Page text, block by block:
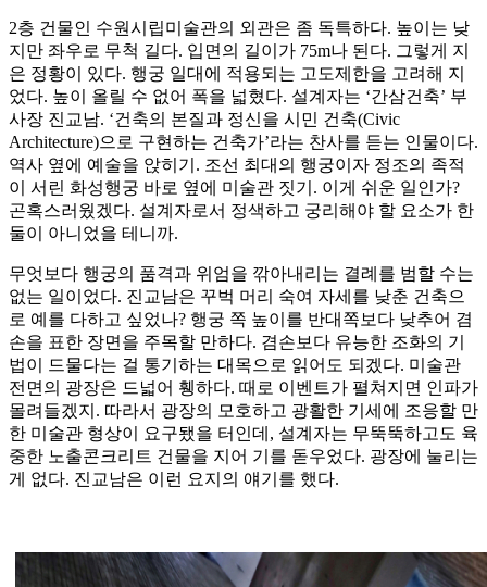
2층 건물인 수원시립미술관의 외관은 좀 독특하다. 높이는 낮
지만 좌우로 무척 길다. 입면의 길이가 75m나 된다. 그렇게 지
은 정황이 있다. 행궁 일대에 적용되는 고도제한을 고려해 지
었다. 높이 올릴 수 없어 폭을 넓혔다. 설계자는 ‘간삼건축’ 부
사장 진교남. ‘건축의 본질과 정신을 시민 건축(Civic
Architecture)으로 구현하는 건축가’라는 찬사를 듣는 인물이다.
역사 옆에 예술을 앉히기. 조선 최대의 행궁이자 정조의 족적
이 서린 화성행궁 바로 옆에 미술관 짓기. 이게 쉬운 일인가?
곤혹스러웠겠다. 설계자로서 정색하고 궁리해야 할 요소가 한
둘이 아니었을 테니까.
무엇보다 행궁의 품격과 위엄을 깎아내리는 결례를 범할 수는
없는 일이었다. 진교남은 꾸벅 머리 숙여 자세를 낮춘 건축으
로 예를 다하고 싶었나? 행궁 쪽 높이를 반대쪽보다 낮추어 겸
손을 표한 장면을 주목할 만하다. 겸손보다 유능한 조화의 기
법이 드물다는 걸 통기하는 대목으로 읽어도 되겠다. 미술관
전면의 광장은 드넓어 휑하다. 때로 이벤트가 펼쳐지면 인파가
몰려들겠지. 따라서 광장의 모호하고 광활한 기세에 조응할 만
한 미술관 형상이 요구됐을 터인데, 설계자는 무뚝뚝하고도 육
중한 노출콘크리트 건물을 지어 기를 돋우었다. 광장에 눌리는
게 없다. 진교남은 이런 요지의 얘기를 했다.